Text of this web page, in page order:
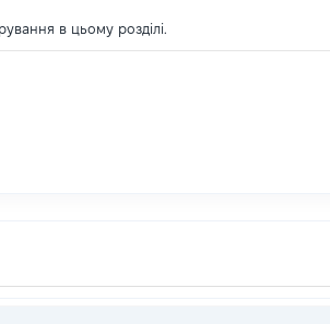
в цьому розділі.